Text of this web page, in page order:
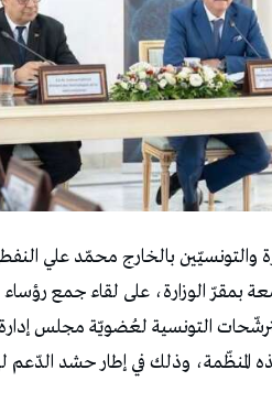
والتونسيّين بالخارج محمّد علي
بمقرّ الوزارة، على لقاء جمع رؤساء
التونسية لعُضويّة مجلس إدارة
المنظّمة، وذلك في إطار حشد الدّعم